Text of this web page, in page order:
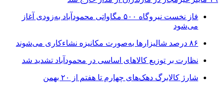
فاز نخست نیروگاه ۵۰۰ مگاواتی محمودآباد به‌زودی آغاز
می‌شود
۸۶ درصد شالیزارها به‌صورت مکانیزه نشاءکاری می‌شوند
نظارت بر توزیع کالا‌های اساسی در محمودآباد تشدید شد
شارژ کالابرگ دهک‌های چهارم تا هفتم از ۲۰ بهمن